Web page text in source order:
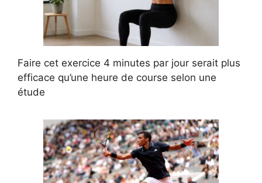
Faire cet exercice 4 minutes par jour serait plus
efficace qu’une heure de course selon une
étude